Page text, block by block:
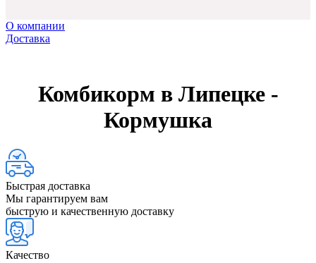
О компании
Доставка
Комбикорм в Липецке -
Кормушка
Быстрая доставка
Мы гарантируем вам
быструю и качественную доставку
Качество